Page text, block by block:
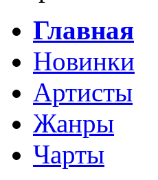
Главная
Новинки
Артисты
Жанры
Чарты